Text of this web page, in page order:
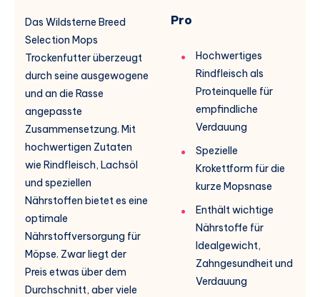
Das Wildsterne Breed
Selection Mops
Trockenfutter überzeugt
durch seine ausgewogene
und an die Rasse
angepasste
Zusammensetzung. Mit
hochwertigen Zutaten
wie Rindfleisch, Lachsöl
und speziellen
Nährstoffen bietet es eine
optimale
Nährstoffversorgung für
Möpse. Zwar liegt der
Preis etwas über dem
Durchschnitt, aber viele
Pro
Hochwertiges
Rindfleisch als
Proteinquelle für
empfindliche
Verdauung
Spezielle
Krokettform für die
kurze Mopsnase
Enthält wichtige
Nährstoffe für
Idealgewicht,
Zahngesundheit und
Verdauung